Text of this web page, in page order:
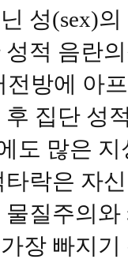
성(sex)
성적 음란
전방에 아
후 집단 성
도 많은
타락은 자
물질주의
장 빠지